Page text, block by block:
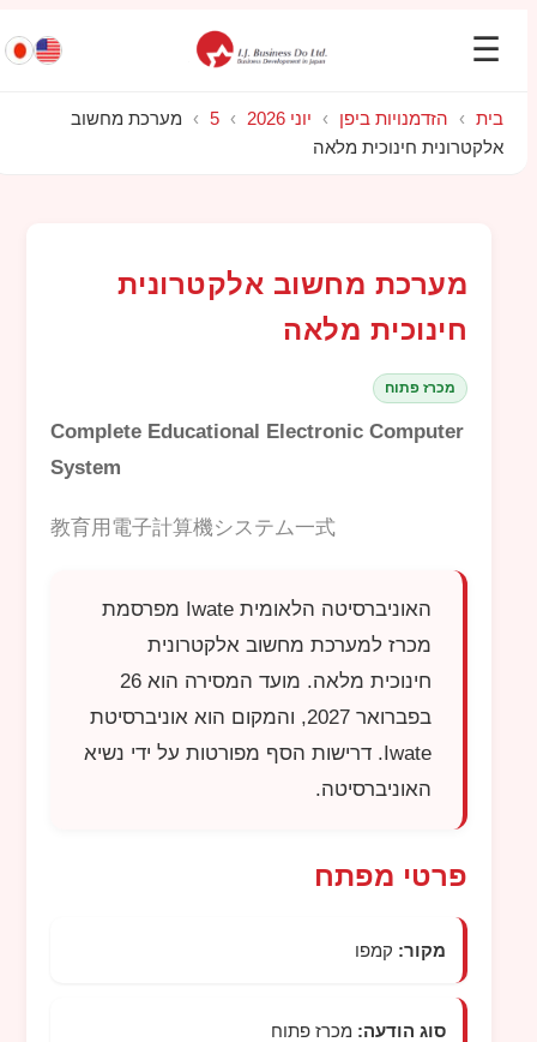
☰
בית › הזדמנויות ביפן › יוני 2026 ›
›
מערכת מחשוב
אלקטרונית חינוכית מלאה
מערכת מחשוב אלקטרונית
חינוכית מלאה
מכרז פתוח
Complete Educational Electronic Computer
System
教育用電子計算機システム一式
האוניברסיטה הלאומיתIwateמפרסמת
מכרז למערכת מחשוב אלקטרונית
חינוכית מלאה. מועד המסירה הוא 26
בפברואר 2027, והמקום הוא אוניברסיטת
Iwate. דרישות הסף מפורטות על ידי נשיא
האוניברסיטה.
פרטי מפתח
מקור:קמפו
סוג הודעה:מכרז פתוח